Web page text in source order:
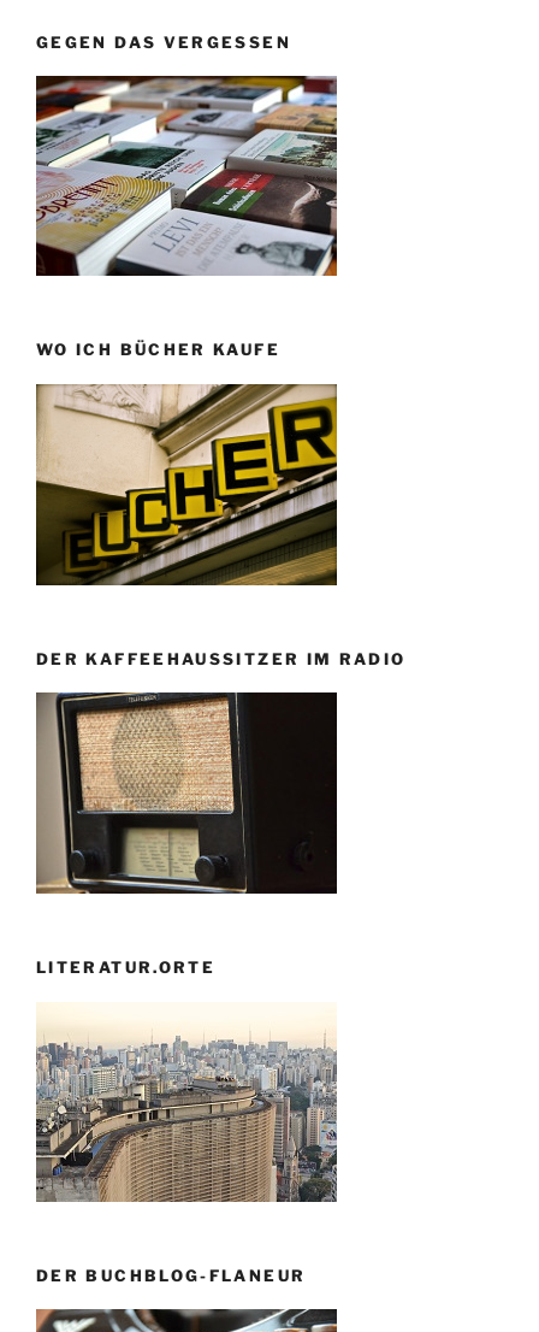
GEGEN DAS VERGESSEN
WO ICH BÜCHER KAUFE
DER KAFFEEHAUSSITZER IM RADIO
LITERATUR.ORTE
DER BUCHBLOG-FLANEUR